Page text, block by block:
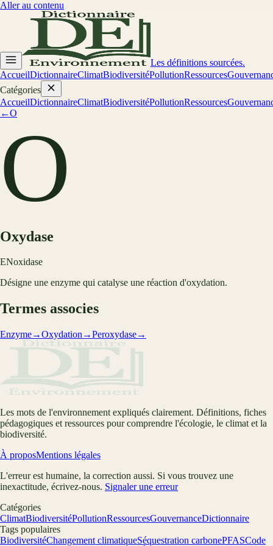
Aller au contenu
Les définitions sourcées.
AccueilDictionnaireClimatBiodiversitéPollutionRessources
Catégories
AccueilDictionnaireClimatBiodiversitéPollutionRessources
←O
O
Oxydase
ENoxidase
Désigne une enzyme qui catalyse une réaction d'oxydation.
Termes associes
Enzyme→Oxydation →Peroxydase→
Les mots de l'environnement expliqués clairement. Définitions, fiches
pédagogiques et ressources pour comprendre l'écologie, le climat et la
biodiversité.
À proposMentions légales
L'erreur est humaine, la correction aussi. Si vous trouvez une
inexactitude, écrivez-nous. Signaler une erreur
Catégories
ClimatBiodiversitéPollutionRessourcesGouvernanceDictionnaire
Tags populaires
BiodiversitéChangement climatiqueSéquestration carbonePFASCode